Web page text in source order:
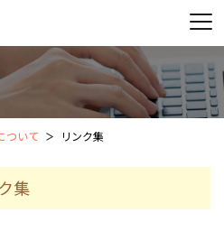
ついて リンク集
集